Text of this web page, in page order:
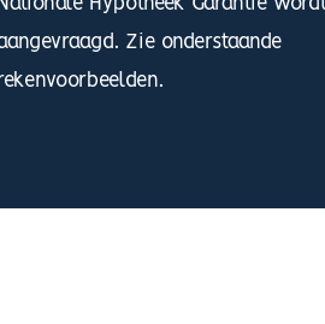
Zie onderstaande